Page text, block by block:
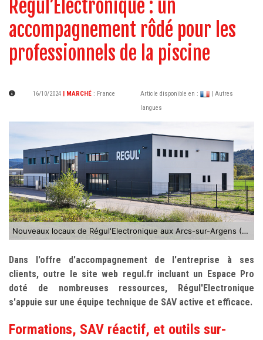
Regul’Electronique : un
accompagnement rôdé pour les
professionnels de la piscine
16/10/2024 | MARCHÉ : France Article disponible en :
| Autres
langues
Nouveaux locaux de Régul'Electronique aux Arcs-sur-Argens (83)
Dans l'offre d'accompagnement de l'entreprise à ses
clients, outre le site web regul.fr incluant un Espace Pro
doté de nombreuses ressources, Régul'Electronique
s'appuie sur une équipe technique de SAV active et efficace.
Formations, SAV réactif, et outils sur-